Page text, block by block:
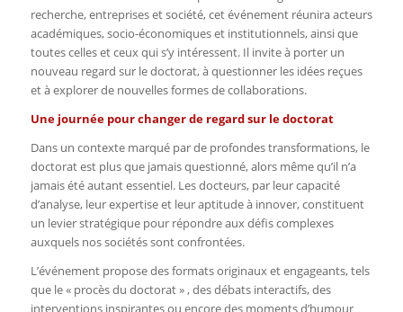
recherche, entreprises et société, cet événement réunira acteurs
académiques, socio-économiques et institutionnels, ainsi que
toutes celles et ceux qui s’y intéressent. Il invite à porter un
nouveau regard sur le doctorat, à questionner les idées reçues
et à explorer de nouvelles formes de collaborations.
Une journée pour changer de regard sur le doctorat
Dans un contexte marqué par de profondes transformations, le
doctorat est plus que jamais questionné, alors même qu’il n’a
jamais été autant essentiel. Les docteurs, par leur capacité
d’analyse, leur expertise et leur aptitude à innover, constituent
un levier stratégique pour répondre aux défis complexes
auxquels nos sociétés sont confrontées.
L’événement propose des formats originaux et engageants, tels
que le « procès du doctorat » , des débats interactifs, des
interventions inspirantes ou encore des moments d’humour